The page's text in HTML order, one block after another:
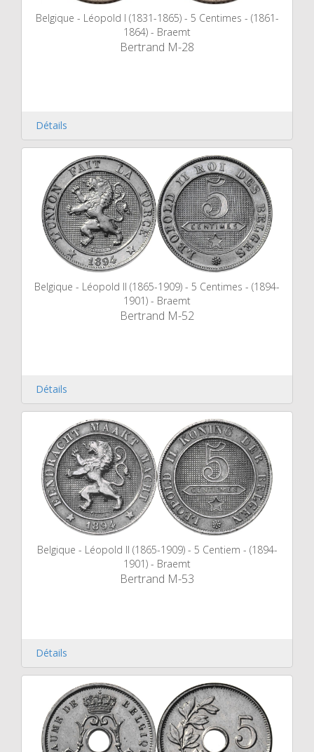
Belgique - Léopold I (1831-1865) - 5 Centimes - (1861-
1864) - Braemt
Bertrand M-28
Détails
Belgique - Léopold II (1865-1909) - 5 Centimes - (1894-
1901) - Braemt
Bertrand M-52
Détails
Belgique - Léopold II (1865-1909) - 5 Centiem - (1894-
1901) - Braemt
Bertrand M-53
Détails